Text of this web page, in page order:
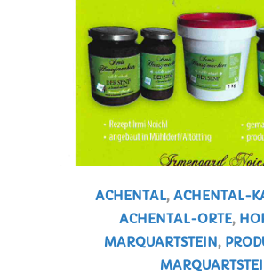
ACHENTAL, ACHENTAL-
ACHENTAL-ORTE,
MARQUARTSTEIN,